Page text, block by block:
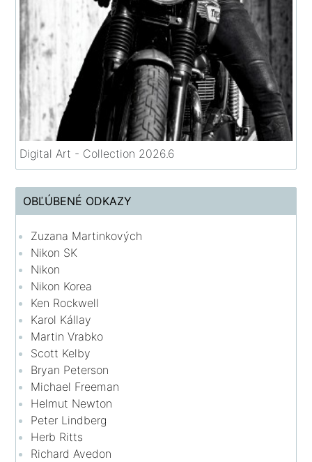
Digital Art - Collection 2026.6
OBĽÚBENÉ ODKAZY
Zuzana Martinkových
Nikon SK
Nikon
Nikon Korea
Ken Rockwell
Karol Kállay
Martin Vrabko
Scott Kelby
Bryan Peterson
Michael Freeman
Helmut Newton
Peter Lindberg
Herb Ritts
Richard Avedon